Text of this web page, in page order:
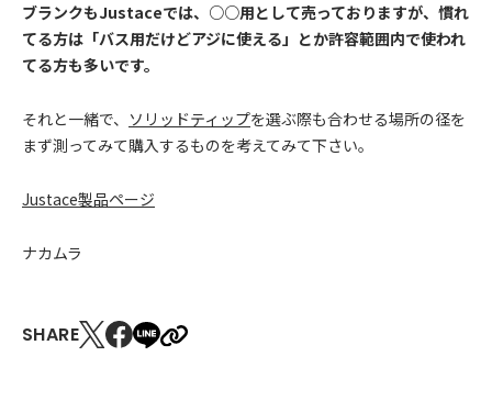
ブランクもJustaceでは、○○用として売っておりますが、慣れ
てる方は「バス用だけどアジに使える」とか許容範囲内で使われ
てる方も多いです。
それと一緒で、 ソリッドティップを選ぶ際も合わせる場所の径を
まず測ってみて購入するものを考えてみて下さい。
Justace製品ページ
ナカムラ
SHARE